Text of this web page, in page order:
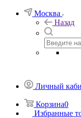
Москва
Назад
Личный
Корзина0
Избранные